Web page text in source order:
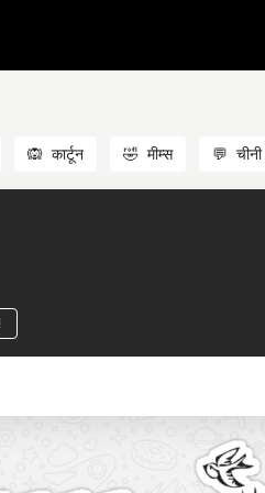
🙉 कार्टून 🤣 मीम्स 💬 चीनी